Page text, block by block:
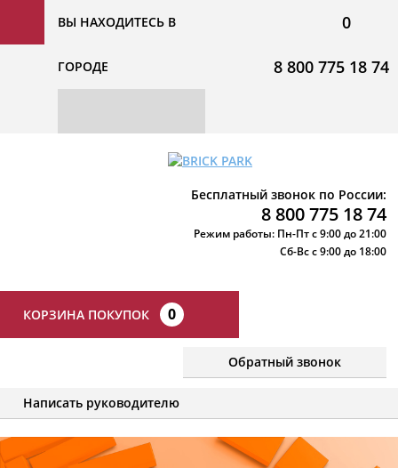
ВЫ НАХОДИТЕСЬ В
ГОРОДЕ
0
8 800 775 18 74
Бесплатный звонок по России:
8 800 775 18 74
Режим работы: Пн-Пт с 9:00 до 21:00
Сб-Вс с 9:00 до 18:00
КОРЗИНА ПОКУПОК 0
Обратный звонок
Написать руководителю